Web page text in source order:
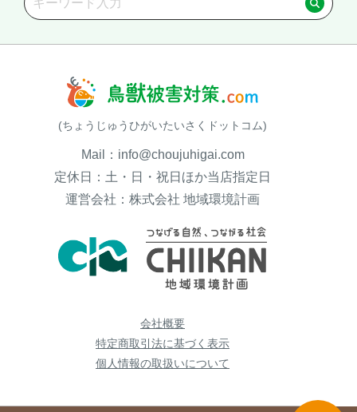
(ちょうじゅうひがいたいさくドットコム)
Mail：info@choujuhigai.com
定休日：土・日・祝日ほか当店指定日
運営会社：株式会社 地域環境計画
会社概要
特定商取引法に基づく表示
個人情報の取扱いについて